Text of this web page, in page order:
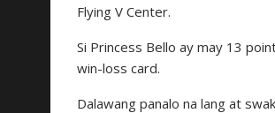
Flying V Center.
Si Princess Bello ay may 13
win-loss card.
Dalawang panalo na lang at